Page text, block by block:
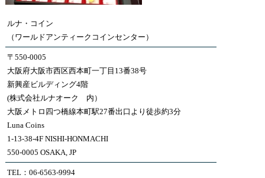
ルナ・コイン
（ワールドアンティークコインセンター）
〒550-0005
大阪府大阪市西区西本町一丁目13番38号
新興産ビルディング4階
(株式会社ルナオーク 内）
大阪メトロ四つ橋線本町駅27番出口より徒歩約3分
Luna Coins
1-13-38-4F NISHI-HONMACHI
550-0005 OSAKA, JP
TEL：06-6563-9994